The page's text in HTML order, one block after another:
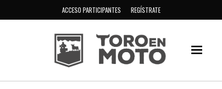
ACCESO PARTICIPANTES REGÍSTRATE